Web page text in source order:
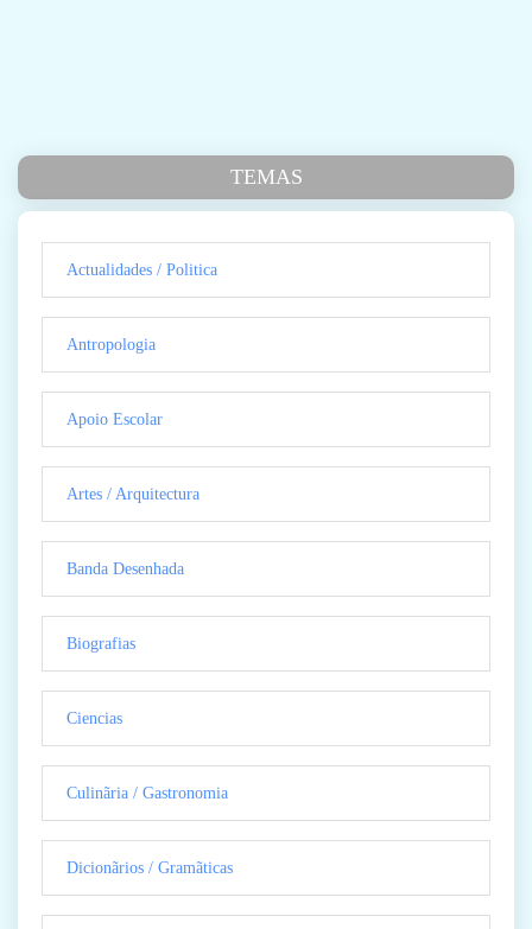
TEMAS
Actualidades / Politica
Antropologia
Apoio Escolar
Artes / Arquitectura
Banda Desenhada
Biografias
Ciencias
Culinãria / Gastronomia
Dicionãrios / Gramãticas